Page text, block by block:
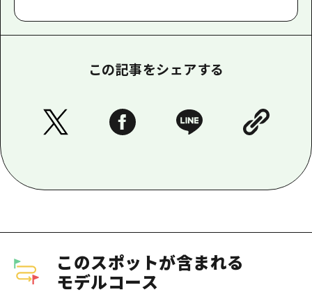
この記事をシェアする
このスポットが含まれる
モデルコース